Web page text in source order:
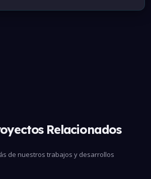
Relacionados
de nuestros trabajos y desarrollos